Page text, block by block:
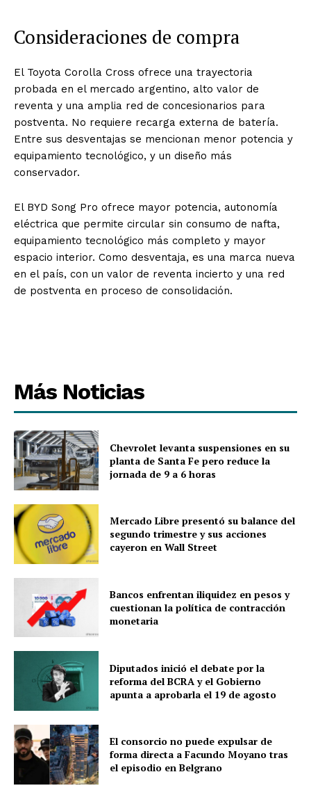
Consideraciones de compra
El Toyota Corolla Cross ofrece una trayectoria
probada en el mercado argentino, alto valor de
reventa y una amplia red de concesionarios para
postventa. No requiere recarga externa de batería.
Entre sus desventajas se mencionan menor potencia y
equipamiento tecnológico, y un diseño más
conservador.
El BYD Song Pro ofrece mayor potencia, autonomía
eléctrica que permite circular sin consumo de nafta,
equipamiento tecnológico más completo y mayor
espacio interior. Como desventaja, es una marca nueva
en el país, con un valor de reventa incierto y una red
de postventa en proceso de consolidación.
Más Noticias
Chevrolet levanta suspensiones en su
planta de Santa Fe pero reduce la
jornada de 9 a 6 horas
Mercado Libre presentó su balance del
segundo trimestre y sus acciones
cayeron en Wall Street
Bancos enfrentan iliquidez en pesos y
cuestionan la política de contracción
monetaria
Diputados inició el debate por la
reforma del BCRA y el Gobierno
apunta a aprobarla el 19 de agosto
El consorcio no puede expulsar de
forma directa a Facundo Moyano tras
el episodio en Belgrano